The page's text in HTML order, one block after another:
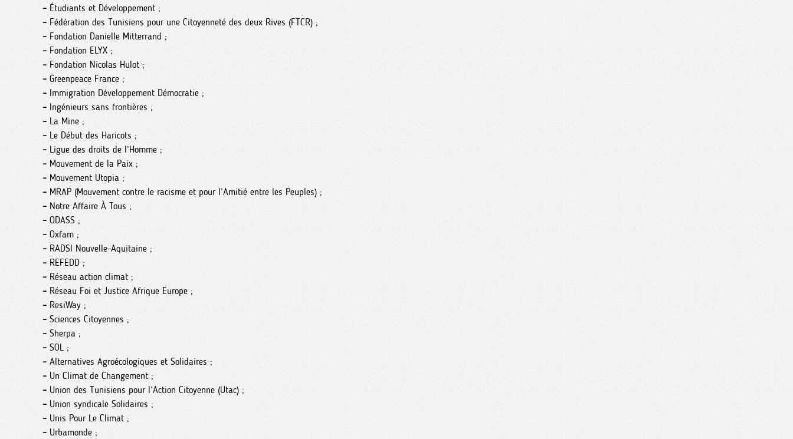
– Étudiants et Développement ;
– Fédération des Tunisiens pour une Citoyenneté des deux Rives (FTCR) ;
– Fondation Danielle Mitterrand ;
– Fondation ELYX ;
– Fondation Nicolas Hulot ;
– Greenpeace France ;
– Immigration Développement Démocratie ;
– Ingénieurs sans frontières ;
– La Mine ;
– Le Début des Haricots ;
– Ligue des droits de l’Homme ;
– Mouvement de la Paix ;
– Mouvement Utopia ;
– MRAP (Mouvement contre le racisme et pour l’Amitié entre les Peuples) ;
– Notre Affaire À Tous ;
– ODASS ;
– Oxfam ;
– RADSI Nouvelle-Aquitaine ;
– REFEDD ;
– Réseau action climat ;
– Réseau Foi et Justice Afrique Europe ;
– ResiWay ;
– Sciences Citoyennes ;
– Sherpa ;
– SOL ;
– Alternatives Agroécologiques et Solidaires ;
– Un Climat de Changement ;
– Union des Tunisiens pour l’Action Citoyenne (Utac) ;
– Union syndicale Solidaires ;
– Unis Pour Le Climat ;
– Urbamonde ;